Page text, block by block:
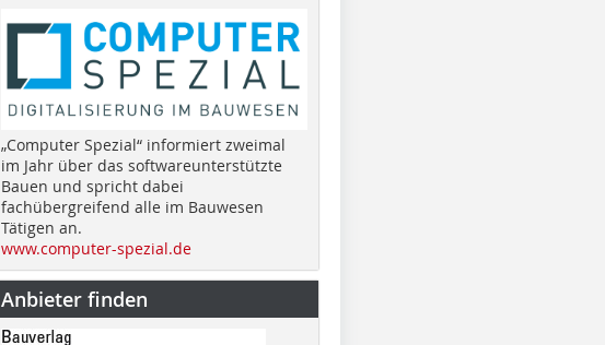
„Computer Spezial“ informiert zweimal
im Jahr über das softwareunterstützte
Bauen und spricht dabei
fachübergreifend alle im Bauwesen
Tätigen an.
www.computer-spezial.de
Anbieter finden